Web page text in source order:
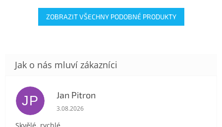
ZOBRAZIT VŠECHNY PODOBNÉ PRODUKTY
JP Jan Pitron
Hodnocení obchodu je 5 z 5 hvězdiček.
3.08.2026